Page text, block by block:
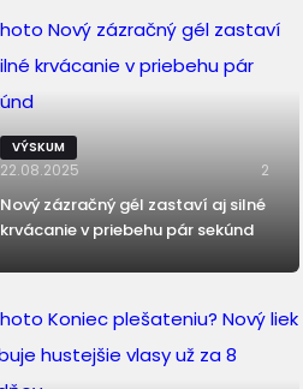
VÝSKUM
22.08.2025 2
Nový zázračný gél zastaví aj silné
krvácanie v priebehu pár sekúnd